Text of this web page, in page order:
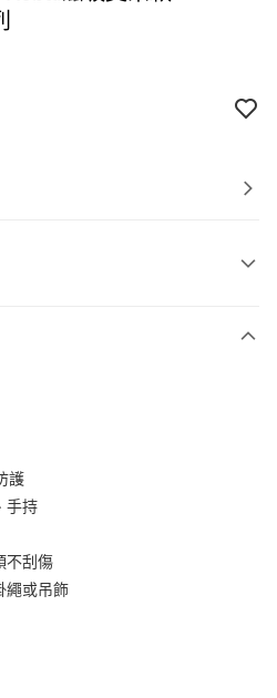
護
手持
不刮傷
繩或吊飾